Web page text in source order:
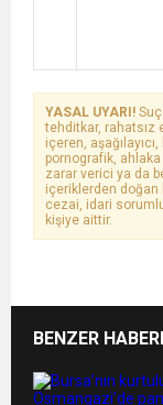
YASAL UYARI!
tehditkar, rahatsız
içeren,
pornografik, ahlaka
zarar verici ya da
içeriklerden doğan
cezai, idari
kişiye aittir.
BENZER